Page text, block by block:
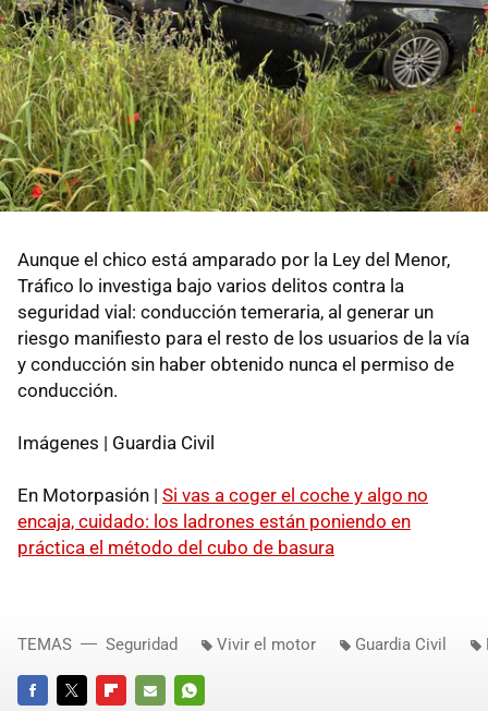
Aunque el chico está amparado por la Ley del Menor,
Tráfico lo investiga bajo varios delitos contra la
seguridad vial: conducción temeraria, al generar un
riesgo manifiesto para el resto de los usuarios de la vía
y conducción sin haber obtenido nunca el permiso de
conducción.
Imágenes | Guardia Civil
En Motorpasión | Si vas a coger el coche y algo no
encaja, cuidado: los ladrones están poniendo en
práctica el método del cubo de basura
TEMAS Seguridad Vivir el motor Guardia Civil